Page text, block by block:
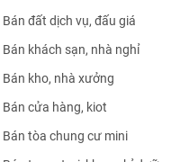
Bán đất dịch vụ, đấu giá
Bán khách sạn, nhà nghỉ
Bán kho, nhà xưởng
Bán cửa hàng, kiot
Bán tòa chung cư mini